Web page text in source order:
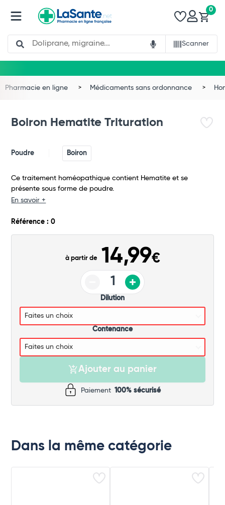
Search
Scanner
0
Total
Pharmacie en ligne Médicaments sans ordonnance
Boiron Hematite Trituration
Poudre Boiron
Ce traitement homéopathique contient Hematite et se
présente sous forme de poudre.
En savoir +
Référence : 0
à partir de 14,99€
Dilution
Contenance
Ajouter au panier
Paiement 100% sécurisé
Dans la même catégorie